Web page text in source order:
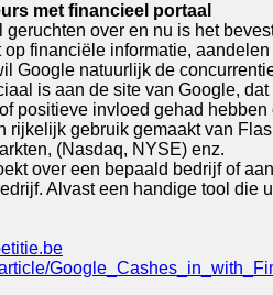
met financieel portaal
geruchten over en nu is het
op financiële informatie,
Google natuurlijk de
is aan de site van Google,
positieve invloed gehad
rijkelijk gebruik gemaakt van
(Nasdaq, NYSE) enz.
over een bepaald bedrijf of
Alvast een handige tool